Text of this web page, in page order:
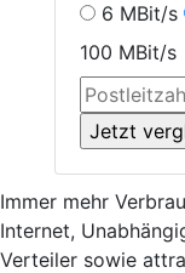
6 MBit/s
100 MBit/s
Immer mehr
Internet,
Verteiler sowie